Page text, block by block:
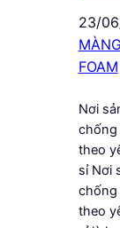
23/
FOAM
Nơi
chống
theo
sỉ Nơi
chống
theo